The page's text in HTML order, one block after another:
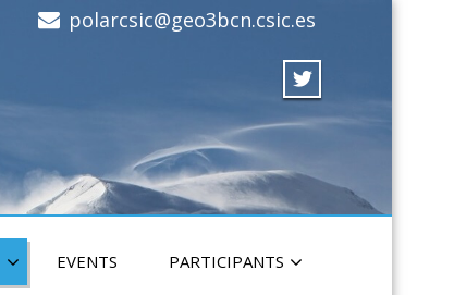
polarcsic@geo3bcn.csic.es
EVENTS PARTICIPANTS